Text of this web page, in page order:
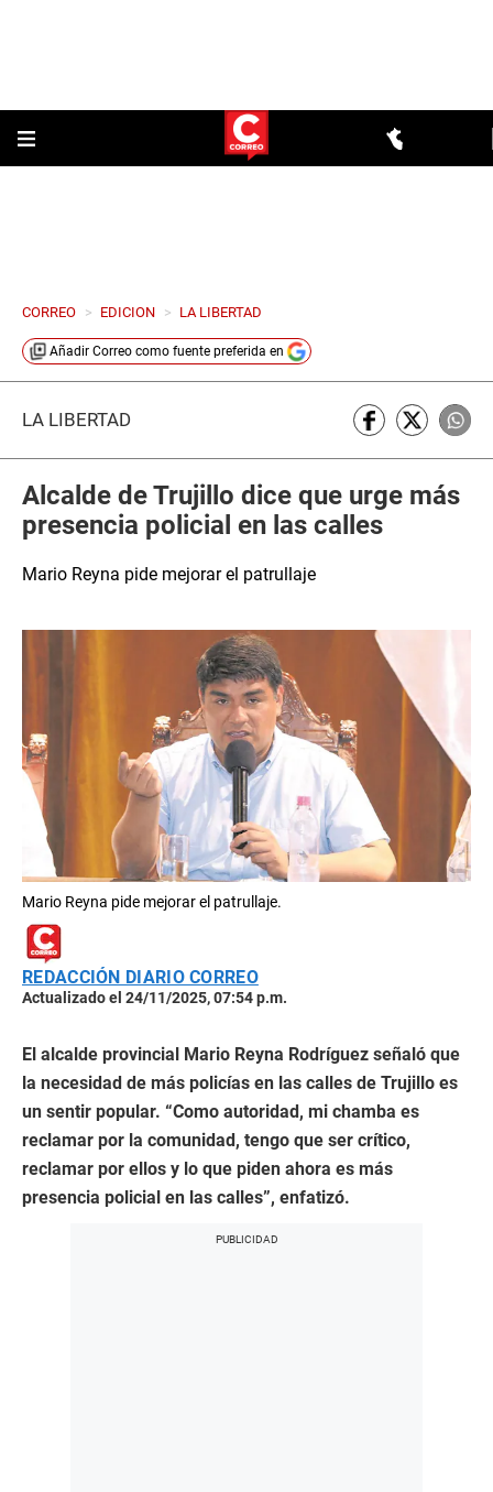
CORREO > EDICION > LA LIBERTAD
Añadir Correo como fuente preferida en
LA LIBERTAD
Alcalde de Trujillo dice que urge más
presencia policial en las calles
Mario Reyna pide mejorar el patrullaje
Mario Reyna pide mejorar el patrullaje.
REDACCIÓN DIARIO CORREO
Actualizado el 24/11/2025, 07:54 p.m.
El alcalde provincial Mario Reyna Rodríguez señaló que
la necesidad de más policías en las calles de Trujillo es
un sentir popular. “Como autoridad, mi chamba es
reclamar por la comunidad, tengo que ser crítico,
reclamar por ellos y lo que piden ahora es más
presencia policial en las calles”, enfatizó.